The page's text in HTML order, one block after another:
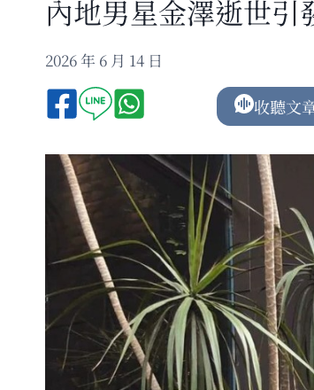
內地男星金澤逝世
2026 年 6 月 14 日
收聽文